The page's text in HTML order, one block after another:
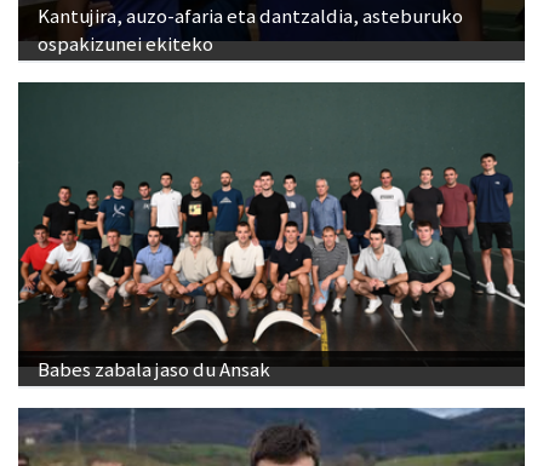
Kantujira, auzo-afaria eta dantzaldia, asteburuko
ospakizunei ekiteko
Babes zabala jaso du Ansak